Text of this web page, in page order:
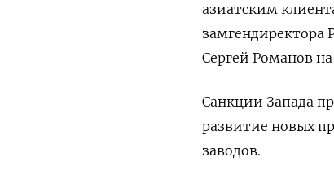
азиатским
замгендиректора
Сергей Романов
Санкции Запада
развитие новых
заводов.